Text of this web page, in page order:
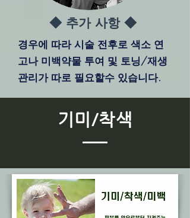
◆ 추가 사항 ◆
​경우에 따라 시술 전후로 색소 연
고나 미백약물 투여 및 토닝/재생
관리가 따로 필요할수 있습니다.
기미/착색